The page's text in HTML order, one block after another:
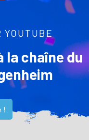
YOUTUBE
la chaîne du
!